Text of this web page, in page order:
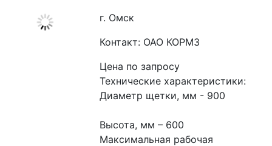
г. Омск
Контакт: ОАО КОРМЗ
Цена по запросу
Технические характеристики:
Диаметр щетки, мм - 900
Высота, мм – 600
Максимальная рабочая